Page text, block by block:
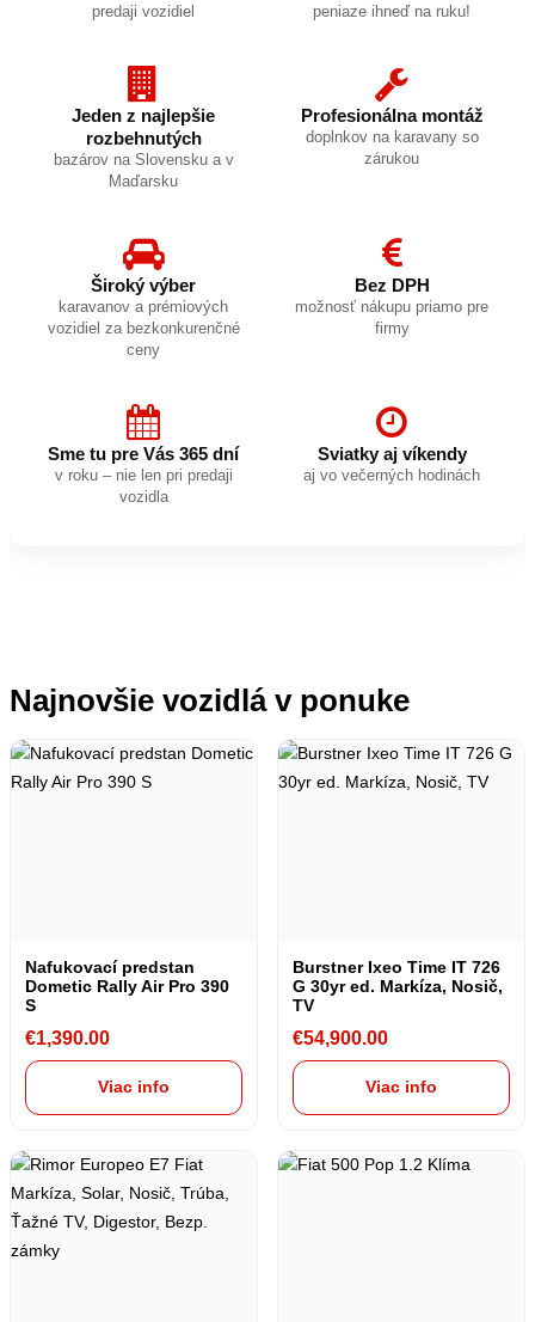
predaji vozidiel
peniaze ihneď na ruku!
Jeden z najlepšie
rozbehnutých
bazárov na Slovensku a v
Maďarsku
Profesionálna montáž
doplnkov na karavany so
zárukou
Široký výber
karavanov a prémiových
vozidiel za bezkonkurenčné
ceny
Bez DPH
možnosť nákupu priamo pre
firmy
Sme tu pre Vás 365 dní
v roku – nie len pri predaji
vozidla
Sviatky aj víkendy
aj vo večerných hodinách
Najnovšie vozidlá v ponuke
Nafukovací predstan
Dometic Rally Air Pro 390
S
€1,390.00
Viac info
Burstner Ixeo Time IT 726
G 30yr ed. Markíza, Nosič,
TV
€54,900.00
Viac info